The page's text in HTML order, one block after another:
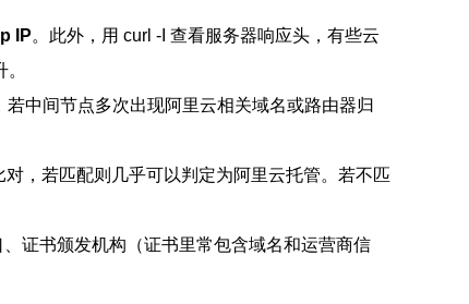
IP。此外，用 curl -I 查看服务器响应头，有些云
中间节点多次出现阿里云相关域名或路由器归
，若匹配则几乎可以判定为阿里云托管。若不匹
证书颁发机构（证书里常包含域名和运营商信